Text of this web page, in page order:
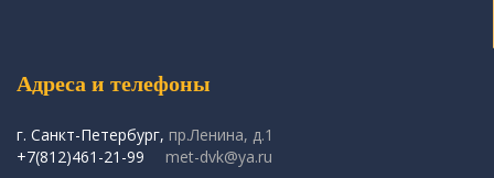
Адреса и телефоны
г. Санкт-Петербург, пр.Ленина, д.1
+7(812)461-21-99
met-dvk@ya.ru